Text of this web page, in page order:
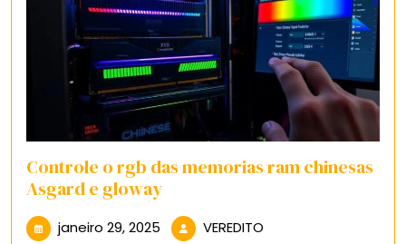
Controle o rgb das memorias ram chinesas
Asgard e gloway
janeiro 29, 2025 janeiroVEREDITO